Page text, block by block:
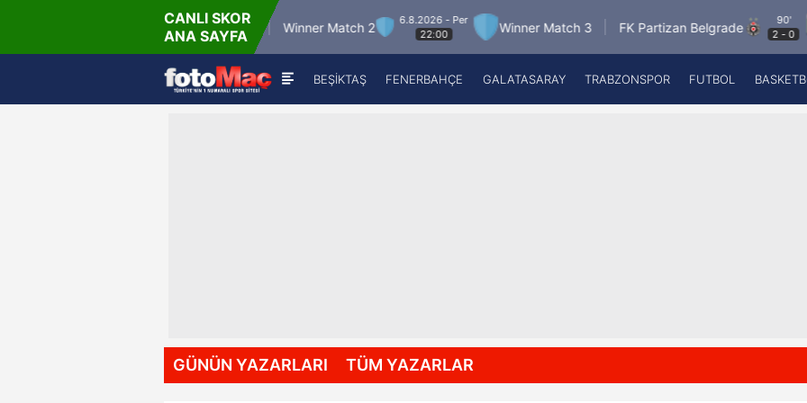
CANLI SKOR
ANA SAYFA
Winner Match 12 Winner Match 2
6.8.2026 - Per
22:00
Winner Match 3 FK Partizan Belgrade
90'
2-0
BEŞİKTAŞ FENERBAHÇE GALATASARAY TRABZONSPOR FUTBOL
GÜNÜN YAZARLARI TÜM YAZARLAR